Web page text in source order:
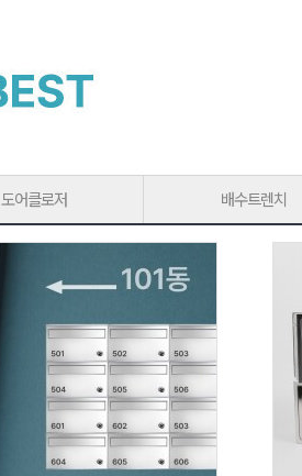
도어클로저 배수트렌치